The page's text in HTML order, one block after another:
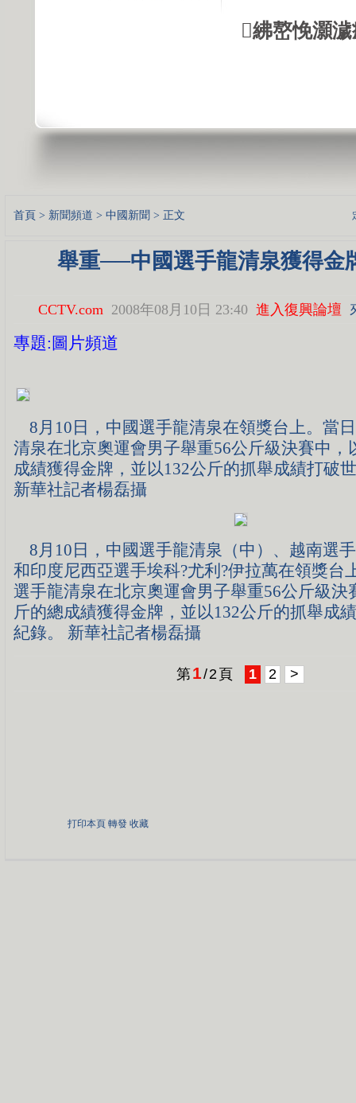
紼嶅悗灝
首頁 > 新聞頻道 > 中國新聞 > 正文
舉重──中國選手龍清泉獲得金
CCTV.com 2008年08月10日 23:40 進入復興論壇
專題:圖片頻道
8月10日，中國選手龍清泉在領獎台上。當
清泉在北京奧運會男子舉重56公斤級決賽中，
成績獲得金牌，並以132公斤的抓舉成績打破
新華社記者楊磊攝
8月10日，中國選手龍清泉（中）、越南選
和印度尼西亞選手埃科?尤利?伊拉萬在領獎台
選手龍清泉在北京奧運會男子舉重56公斤級決
斤的總成績獲得金牌，並以132公斤的抓舉成
紀錄。 新華社記者楊磊攝
第1/2頁 1 2 >
打印本頁 轉發 收藏